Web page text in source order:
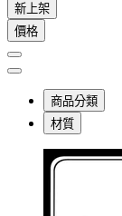
新上架
價格
商品分類
材質